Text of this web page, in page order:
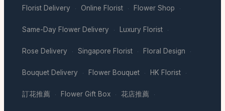
Florist Delivery · Online Florist · Flower Shop ·
Same-Day Flower Delivery · Luxury Florist ·
Rose Delivery · Singapore Florist · Floral Design ·
Bouquet Delivery · Flower Bouquet · HK Florist ·
訂花推薦 · Flower Gift Box · 花店推薦 ·